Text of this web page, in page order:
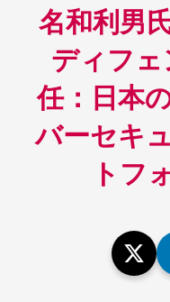
名和利男
ディフ
任：日本
バーセキ
トフ